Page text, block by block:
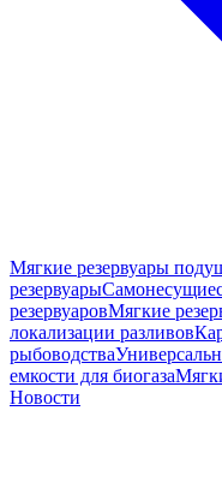
Мягкие резервуары
резервуары
резервуаровМягкие
локализации разливов
рыбоводства
емкости для биогаза
Новости